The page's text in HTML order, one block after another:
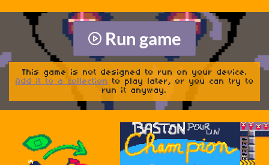
Run game
This game is not designed to run on your device.
Add it to a collection to play later, or you can try to
run it anyway.